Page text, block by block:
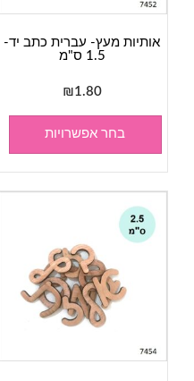
אותיות מעץ- עברית כתב יד-
1.5 ס"מ
₪1.80
בחר אפשרויות